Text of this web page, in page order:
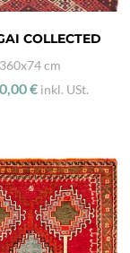
COLLECTED
360x74 cm
€ inkl. USt.